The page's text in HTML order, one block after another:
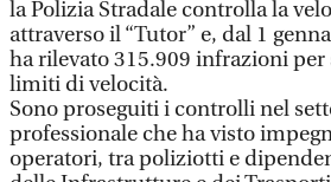
la Polizia Stradale controlla la
attraverso il “Tutor” e, dal 1
ha rilevato 315.909 infrazioni
limiti di velocità.
Sono proseguiti i controlli nel
professionale che ha visto
operatori, tra poliziotti e